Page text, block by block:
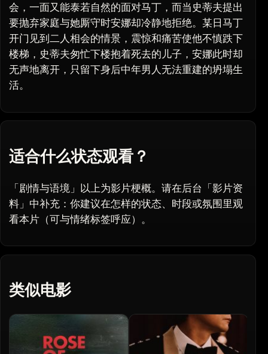
会，一面又能泰若自然的面对马丁，而当史蒂夫提出
要抛弃家庭与她厮守时安娜却冷静地拒绝。某日马丁
开门见到二人相会的情景，震惊和痛苦使他不慎跌下
楼梯，史蒂夫匆忙下楼抱着死去的儿子，安娜此时却
无声地离开，只留下身后中年男人无法重建的坍塌生
活。
适合什么状态观看？
「剧情与语境」以上为影片梗概。请在后台「影片资
料」中补充：你建议在怎样的状态、时段或氛围里观
看本片（可与情绪标签呼应）。
类似电影